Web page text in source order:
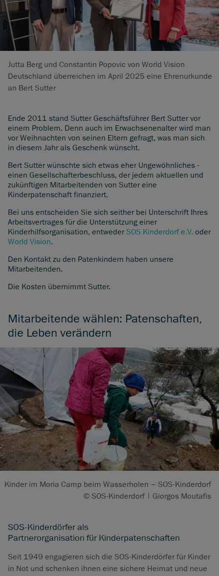
Jutta Berg und Constantin Popovic von World Vision
Deutschland überreichen im April 2025 eine Ehrenurkunde
an Bert Sutter
Ende 2011 stand Sutter Geschäftsführer Bert Sutter vor
einem Problem. Denn auch im Erwachsenenalter wird man
vor Weihnachten von seinen Eltern gefragt, was man sich
in diesem Jahr als Geschenk wünscht.
Bert Sutter wünschte sich etwas eher Ungewöhnliches -
einen Gesellschafterbeschluss, der jedem aktuellen und
zukünftigen Mitarbeitenden von Sutter eine
Kinderpatenschaft finanziert.
Bei uns entscheiden Sie sich seither bei Unterschrift Ihres
Arbeitsvertrages für die Unterstützung einer
Kinderhilfsorganisation, entwederSOS Kinderdorf e.V. oder
World Vision.
Den Kontakt zu den Patenkindern haben unsere
Mitarbeitenden.
Die Kosten übernimmt Sutter.
Mitarbeitende wählen: Patenschaften,
die Leben verändern
Kinder im Moria Camp beim Wasserholen – SOS-Kinderdorf
© SOS-Kinderdorf | Giorgos Moutafis
SOS-Kinderdörfer als
Partnerorganisation für Kinderpatenschaften
Seit 1949 engagieren sich die SOS-Kinderdörfer für Kinder
in Not und schenken ihnen eine sichere Heimat und neue